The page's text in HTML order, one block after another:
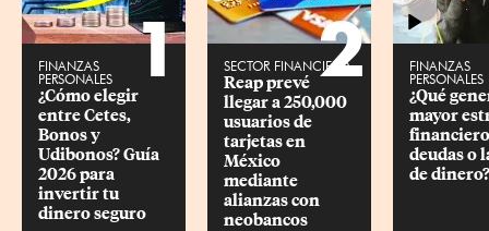
1
FINANZAS
PERSONALES
¿Cómo elegir
entre Cetes,
Bonos y
Udibonos? Guía
2026 para
invertir tu
dinero seguro
2
SECTOR FINANCIERO
Reap prevé
llegar a 250,000
usuarios de
tarjetas en
México
mediante
alianzas con
neobancos
FINANZAS
PERSONALES
¿Qué
mayor
deudas o
de dinero?